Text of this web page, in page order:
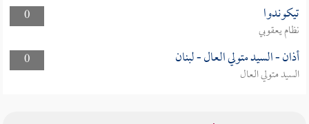
0
تيكوندوا
نظام يعقوبي
0
أذان - السيد متولي العال - لبنان
السيد متولي العال